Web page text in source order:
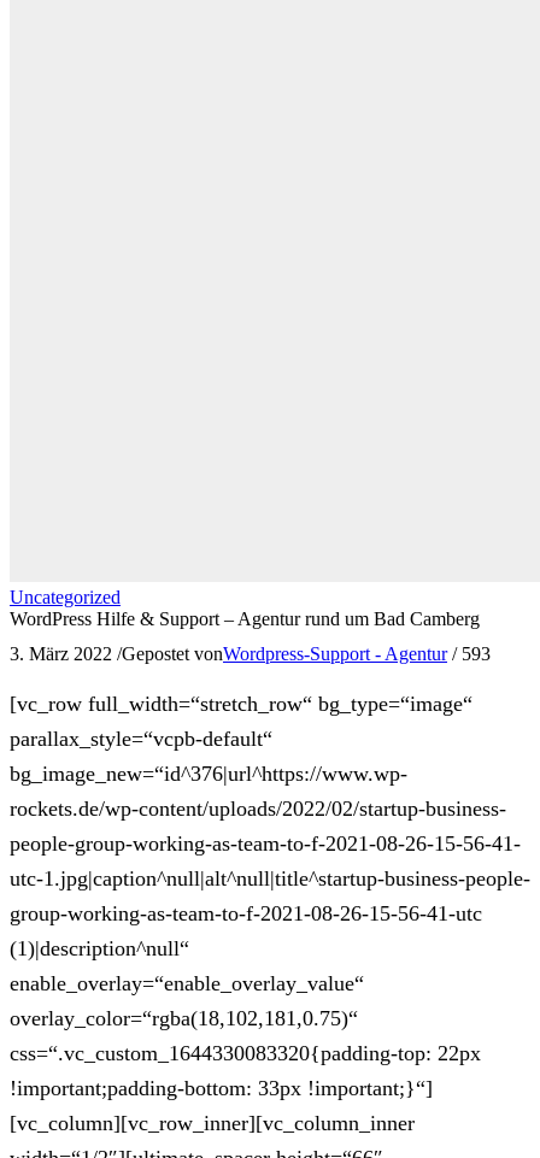
Uncategorized
WordPress Hilfe & Support – Agentur rund um Bad Camberg
3. März 2022 /Gepostet vonWordpress-Support - Agentur / 593
[vc_row full_width=“stretch_row“ bg_type=“image“
parallax_style=“vcpb-default“
bg_image_new=“id^376|url^https://www.wp-
rockets.de/wp-content/uploads/2022/02/startup-business-
people-group-working-as-team-to-f-2021-08-26-15-56-41-
utc-1.jpg|caption^null|alt^null|title^startup-business-people-
group-working-as-team-to-f-2021-08-26-15-56-41-utc
(1)|description^null“
enable_overlay=“enable_overlay_value“
overlay_color=“rgba(18,102,181,0.75)“
css=“.vc_custom_1644330083320{padding-top: 22px
!important;padding-bottom: 33px !important;}“]
[vc_column][vc_row_inner][vc_column_inner